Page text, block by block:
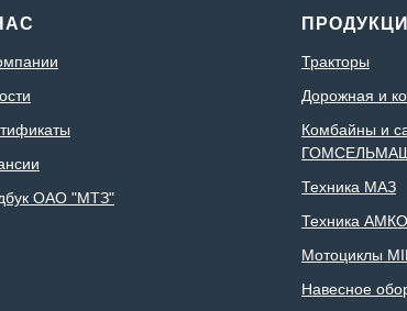
ОАО "МТЗ"
Тракторы
Дорожная и
Комбайны и
Техника МАЗ
Техника
Мотоциклы
Навесное